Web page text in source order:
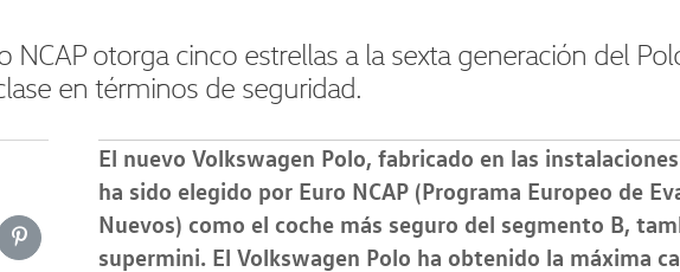
NCAP otorga cinco estrellas a la sexta generación del
en términos de seguridad.
El nuevo Volkswagen Polo, fabricado en las
ha sido elegido por Euro NCAP (Programa Europeo de
Nuevos) como el coche más seguro del segmento B,
supermini. El Volkswagen Polo ha obtenido la máxima